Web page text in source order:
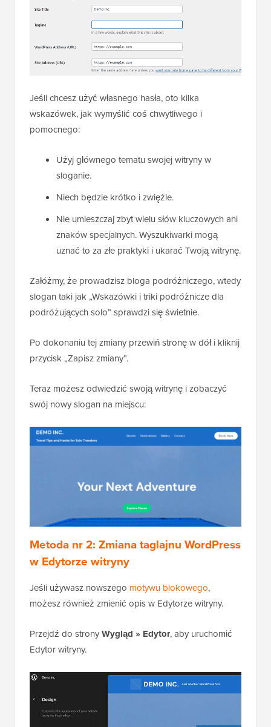
Jeśli chcesz użyć własnego hasła, oto kilka
wskazówek, jak wymyślić coś chwytliwego i
pomocnego:
Użyj głównego tematu swojej witryny w
sloganie.
Niech będzie krótko i zwięźle.
Nie umieszczaj zbyt wielu słów kluczowych ani
znaków specjalnych. Wyszukiwarki mogą
uznać to za złe praktyki i ukarać Twoją witrynę.
Załóżmy, że prowadzisz bloga podróżniczego, wtedy
slogan taki jak „Wskazówki i triki podróżnicze dla
podróżujących solo” sprawdzi się świetnie.
Po dokonaniu tej zmiany przewiń stronę w dół i kliknij
przycisk „Zapisz zmiany”.
Teraz możesz odwiedzić swoją witrynę i zobaczyć
swój nowy slogan na miejscu:
Metoda nr 2: Zmiana taglajnu WordPress
w Edytorze witryny
Jeśli używasz nowszego motywu blokowego,
możesz również zmienić opis w Edytorze witryny.
Przejdź do stronyWygląd » Edytor, aby uruchomić
Edytor witryny.